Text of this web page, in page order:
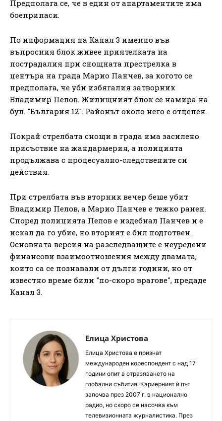
Предполага се, че в един от апартаментите има
боеприпаси.
По информация на Канал 3 именно във
въпросния блок живее приятелката на
пострадалия при снощната престрелка в
центъра на града Марио Панчев, за когото се
предполага, че уби избягалия затворник
Владимир Пелов. Жилищният блок се намира на
бул. "България 12". Районът около него е отцепен.
Покрай стрелбата снощи в града има засилено
присъствие на жандармерия, а полицията
продължава с процесуално-следствените си
действия.
При стрелбата във вторник вечер беше убит
Владимир Пелов, а Марио Панчев е тежко ранен.
Според полицията Пелов е издебнал Панчев и е
искал да го убие, но вторият е бил подготвен.
Основната версия на разследващите е неуредени
финансови взаимоотношения между двамата,
които са се познавали от дълги години, но от
известно време били "по-скоро врагове", предаде
Канал 3.
Елица Христова
Елица Христова е признат
международен кореспондент с над 17
години опит в отразяването на
глобални събития. Кариерният ѝ път
започва през 2007 г. в национално
радио, но скоро се насочва към
телевизионната журналистика. През